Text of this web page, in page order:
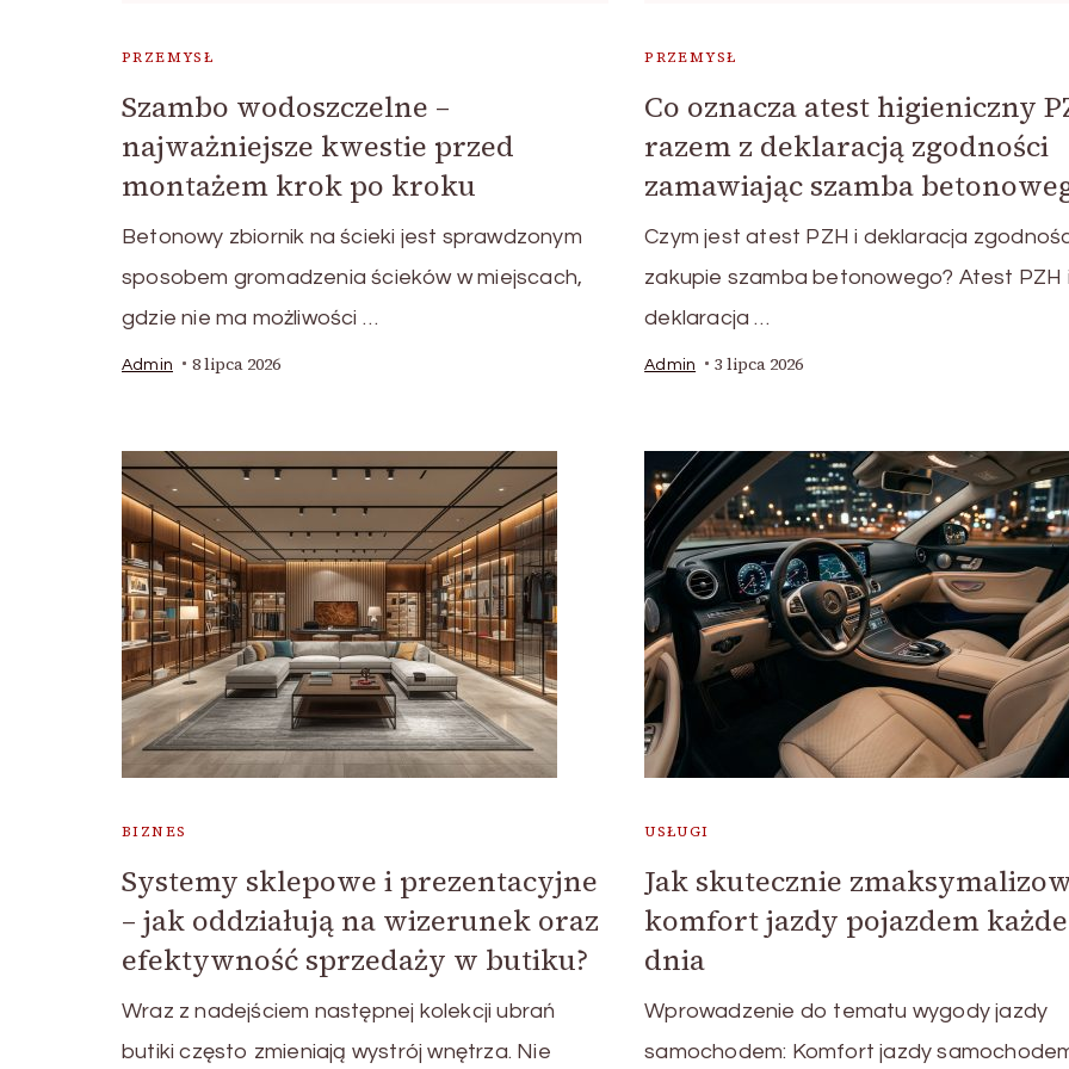
PRZEMYSŁ
Szambo wodoszczelne –
najważniejsze kwestie przed
montażem krok po kroku
Betonowy zbiornik na ścieki jest sprawdzonym
sposobem gromadzenia ścieków w miejscach,
gdzie nie ma możliwości …
Admin 8 lipca 2026
PRZEMYSŁ
Co oznacza atest higieniczny
razem z deklaracją zgodności
zamawiając szamba
Czym jest atest PZH i deklaracja
zakupie szamba betonowego? Atest PZH
deklaracja …
Admin 3 lipca 2026
BIZNES
Systemy sklepowe i prezentacyjne
– jak oddziałują na wizerunek oraz
efektywność sprzedaży w butiku?
Wraz z nadejściem następnej kolekcji ubrań
butiki często zmieniają wystrój wnętrza. Nie
USŁUGI
Jak skutecznie
komfort jazdy pojazdem
dnia
Wprowadzenie do tematu wygody jazdy
samochodem: Komfort jazdy